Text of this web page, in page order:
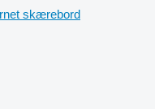
skærebord